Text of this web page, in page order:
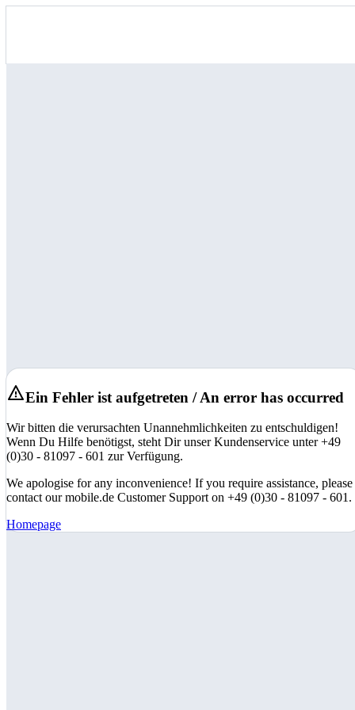
Ein Fehler ist aufgetreten / An error has occurred
Wir bitten die verursachten Unannehmlichkeiten zu entschuldigen!
Wenn Du Hilfe benötigst, steht Dir unser Kundenservice unter +49
(0)30 - 81097 - 601 zur Verfügung.
We apologise for any inconvenience! If you require assistance, please
contact our mobile.de Customer Support on +49 (0)30 - 81097 - 601.
Homepage